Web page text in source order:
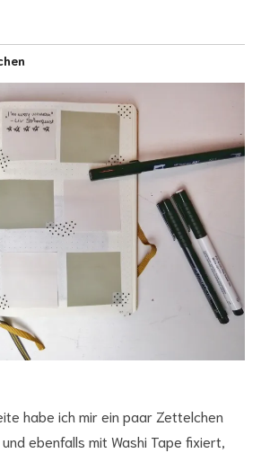
habe ich mir ein paar Zettelchen
ebenfalls mit Washi Tape fixiert,